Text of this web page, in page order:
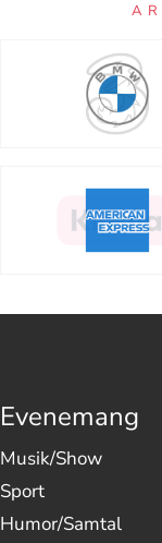
Evenemang
Musik/Show
Sport
Humor/Samtal